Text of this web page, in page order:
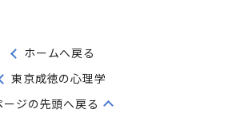
東京成徳の心理学
ホームへ戻る
ージの先頭へ戻る